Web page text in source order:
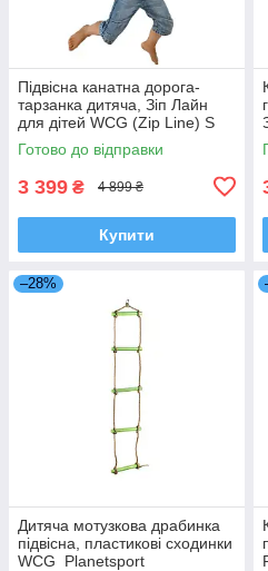
Підвісна канатна дорога-
тарзанка дитяча, Зіп Лайн
для дітей WCG (Zip Line) S
Planetsport
Готово до відправки
3 399 ₴ 4 899 ₴
Купити
–28%
Дитяча мотузкова драбинка
підвісна, пластикові сходинки
WCG Planetsport